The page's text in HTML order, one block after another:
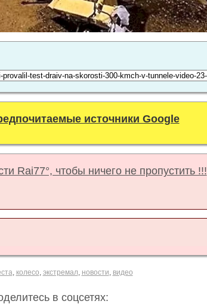
источники Google
Rai77°, чтобы ничего не пропустить !!!
, колесо, экстремал, новости, видео
в соцсетях: